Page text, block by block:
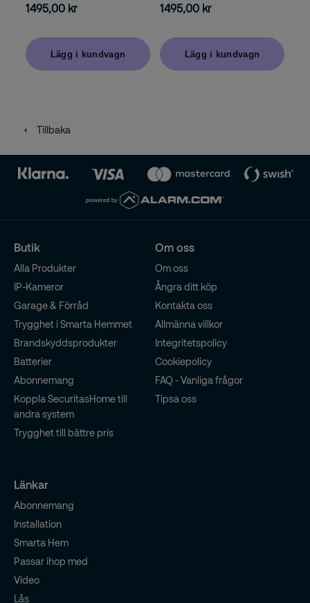
1495,00 kr
Lägg i kundvagn
1495,00 kr
Lägg i kundvagn
Tillbaka
Butik
Alla Produkter
IP-Kameror
Garage & Förråd
Trygghet i Smarta Hemmet
Brandskyddsprodukter
Batterier
Abonnemang
Koppla SecuritasHome till
andra system
Trygghet till bättre pris
Om oss
Om oss
Ångra ditt köp
Kontakta oss
Allmänna villkor
Integritetspolicy
Cookiepolicy
FAQ - Vanliga frågor
Tipsa oss
Länkar
Abonnemang
Installation
Smarta Hem
Passar ihop med
Video
Lås